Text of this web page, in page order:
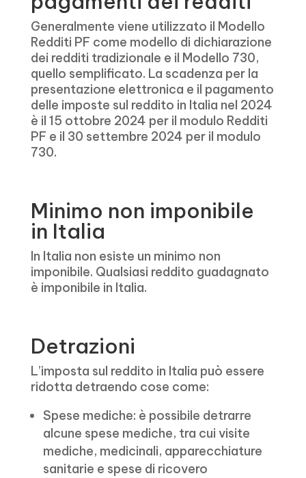
Generalmente viene utilizzato il Modello
Redditi PF come modello di dichiarazione
dei redditi tradizionale e il Modello 730,
quello semplificato. La scadenza per la
presentazione elettronica e il pagamento
delle imposte sul reddito in Italia nel 2024
è il 15 ottobre 2024 per il modulo Redditi
PF e il 30 settembre 2024 per il modulo
730.
Minimo non imponibile
in Italia
In Italia non esiste un minimo non
imponibile. Qualsiasi reddito guadagnato
è imponibile in Italia.
Detrazioni
L’imposta sul reddito in Italia può essere
ridotta detraendo cose come:
Spese mediche: è possibile detrarre
alcune spese mediche, tra cui visite
mediche, medicinali, apparecchiature
sanitarie e spese di ricovero